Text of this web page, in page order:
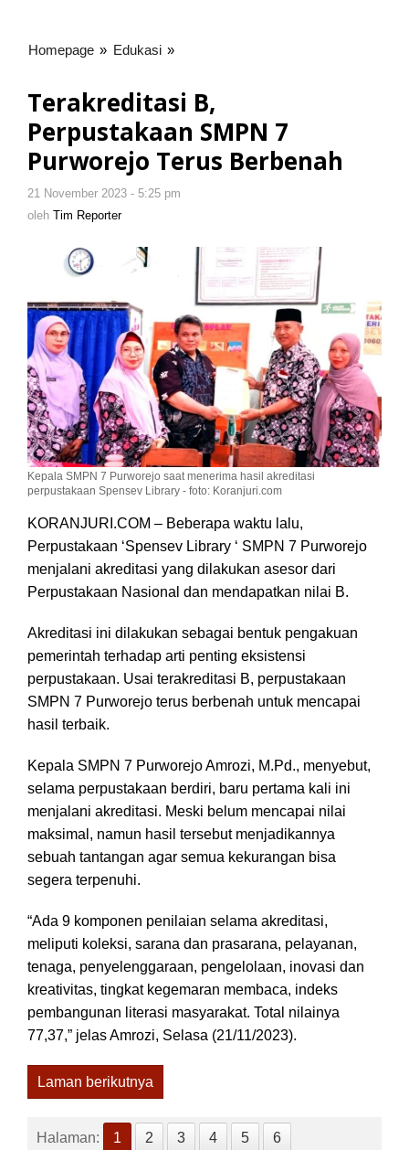
Homepage » Edukasi »
Perpustakaan
SMPN
7
Purworejo
Terus
Berbenah
Terakreditasi B,
Perpustakaan SMPN 7
Purworejo Terus Berbenah
21 November 2023 - 5:25 pm
oleh Tim Reporter
Kepala SMPN 7 Purworejo saat menerima hasil akreditasi
perpustakaan Spensev Library - foto: Koranjuri.com
KORANJURI.COM – Beberapa waktu lalu,
Perpustakaan ‘Spensev Library ‘ SMPN 7 Purworejo
menjalani akreditasi yang dilakukan asesor dari
Perpustakaan Nasional dan mendapatkan nilai B.
Akreditasi ini dilakukan sebagai bentuk pengakuan
pemerintah terhadap arti penting eksistensi
perpustakaan. Usai terakreditasi B, perpustakaan
SMPN 7 Purworejo terus berbenah untuk mencapai
hasil terbaik.
Kepala SMPN 7 Purworejo Amrozi, M.Pd., menyebut,
selama perpustakaan berdiri, baru pertama kali ini
menjalani akreditasi. Meski belum mencapai nilai
maksimal, namun hasil tersebut menjadikannya
sebuah tantangan agar semua kekurangan bisa
segera terpenuhi.
“Ada 9 komponen penilaian selama akreditasi,
meliputi koleksi, sarana dan prasarana, pelayanan,
tenaga, penyelenggaraan, pengelolaan, inovasi dan
kreativitas, tingkat kegemaran membaca, indeks
pembangunan literasi masyarakat. Total nilainya
77,37,” jelas Amrozi, Selasa (21/11/2023).
Laman berikutnya
Halaman: 1 2 3 4 5 6